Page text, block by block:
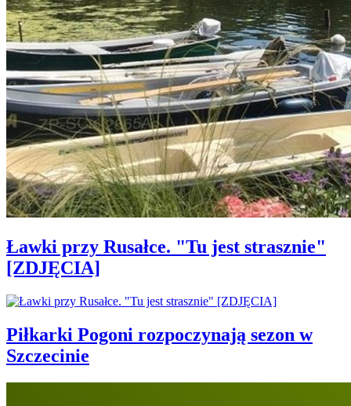
Ławki przy Rusałce. "Tu jest strasznie"
[ZDJĘCIA]
Piłkarki Pogoni rozpoczynają sezon w
Szczecinie